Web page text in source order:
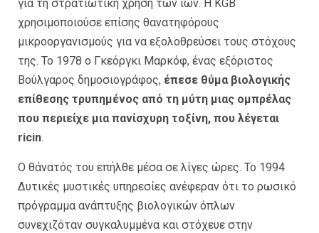
για τη στρατιωτική χρήση των ιών. Η KGB
χρησιμοποιούσε επίσης θανατηφόρους
μικροοργανισμούς για να εξολοθρεύσει τους στόχους
της. Το 1978 ο Γκεόργκι Μαρκόφ, ένας εξόριστος
Βούλγαρος δημοσιογράφος, έπεσε θύμα βιολογικής
επίθεσης τρυπημένος από τη μύτη μιας ομπρέλας
που περιείχε μια πανίσχυρη τοξίνη, που λέγεται
ricin.
Ο θάνατός του επήλθε μέσα σε λίγες ώρες. Το 1994
Δυτικές μυστικές υπηρεσίες ανέφεραν ότι το ρωσικό
πρόγραμμα ανάπτυξης βιολογικών όπλων
συνεχιζόταν συγκαλυμμένα και στόχευε στην